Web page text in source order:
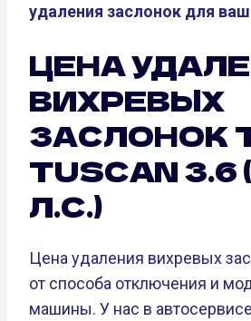
удаления заслонок для
ЦЕНА
ВИХРЕВЫХ
ЗАСЛОНОК
TUSCAN 3.6
Л.С.)
Цена удаления вихревых
от способа отключения и
машины. У нас в